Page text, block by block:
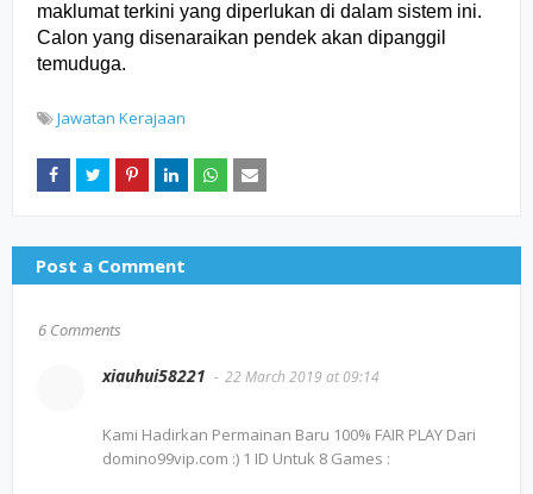
maklumat terkini yang diperlukan di dalam sistem ini.
Calon yang disenaraikan pendek akan dipanggil
temuduga.
Jawatan Kerajaan
Post a Comment
6 Comments
xiauhui58221 22 March 2019 at 09:14
Kami Hadirkan Permainan Baru 100% FAIR PLAY Dari
domino99vip.com :) 1 ID Untuk 8 Games :